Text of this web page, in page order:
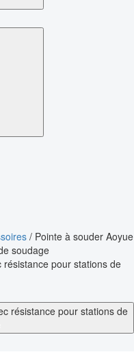
/ Pointe à souder Aoyue
soudage